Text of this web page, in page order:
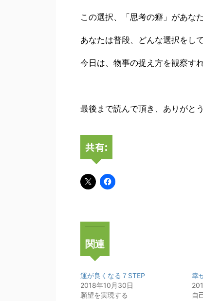
この選択、「思考の癖」があな
あなたは普段、どんな選択をし
今日は、物事の捉え方を観察す
最後まで読んで頂き、ありがと
共有:
関連
運が良くなる７STEP
2018年10月30日
願望を実現する
幸
自